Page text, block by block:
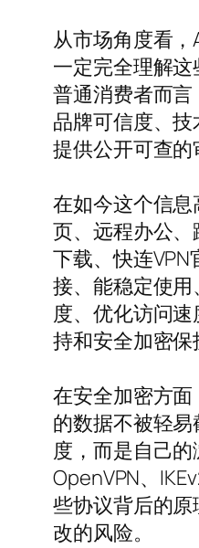
从市场角度看
一定完全理解
普通消费者而
品牌可信度、
提供公开可查的
在如今这个信
页、远程办公
下载、快连
接、能稳定使
度、优化访问
持和安全加密保
在安全加密方
的数据不被轻
度，而是自己
OpenVPN、
些协议背后的
改的风险。